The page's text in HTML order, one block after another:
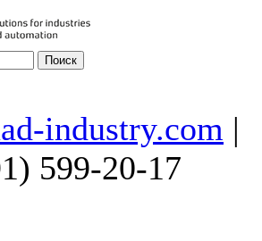
industry.com |
599-20-17